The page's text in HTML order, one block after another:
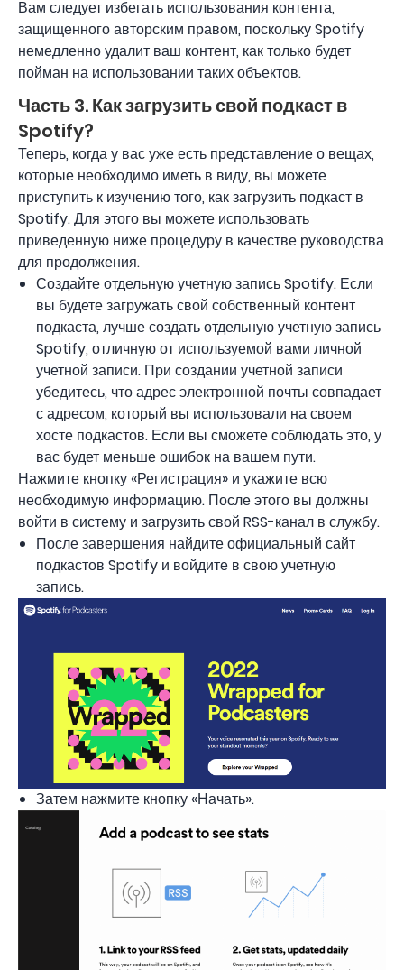
Вам следует избегать использования контента,
защищенного авторским правом, поскольку Spotify
немедленно удалит ваш контент, как только будет
пойман на использовании таких объектов.
Часть 3. Как загрузить свой подкаст в
Spotify?
Теперь, когда у вас уже есть представление о вещах,
которые необходимо иметь в виду, вы можете
приступить к изучению того, как загрузить подкаст в
Spotify. Для этого вы можете использовать
приведенную ниже процедуру в качестве руководства
для продолжения.
Создайте отдельную учетную запись Spotify. Если
вы будете загружать свой собственный контент
подкаста, лучше создать отдельную учетную запись
Spotify, отличную от используемой вами личной
учетной записи. При создании учетной записи
убедитесь, что адрес электронной почты совпадает
с адресом, который вы использовали на своем
хосте подкастов. Если вы сможете соблюдать это, у
вас будет меньше ошибок на вашем пути.
Нажмите кнопку «Регистрация» и укажите всю
необходимую информацию. После этого вы должны
войти в систему и загрузить свой RSS-канал в службу.
После завершения найдите официальный сайт
подкастов Spotify и войдите в свою учетную
запись.
Затем нажмите кнопку «Начать».